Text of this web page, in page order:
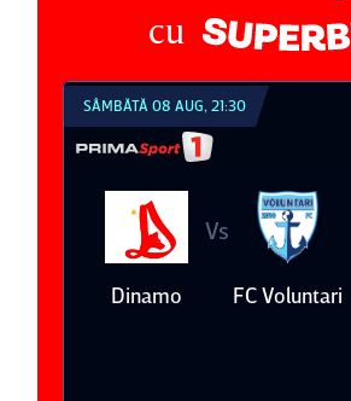
cu
SÂMBĂTĂ 08 AUG, 21:30
Dinamo
Vs
FC Voluntari